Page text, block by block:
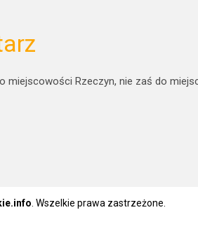
miejscowości Rzeczyn, nie zaś do
. Wszelkie prawa zastrzeżone.